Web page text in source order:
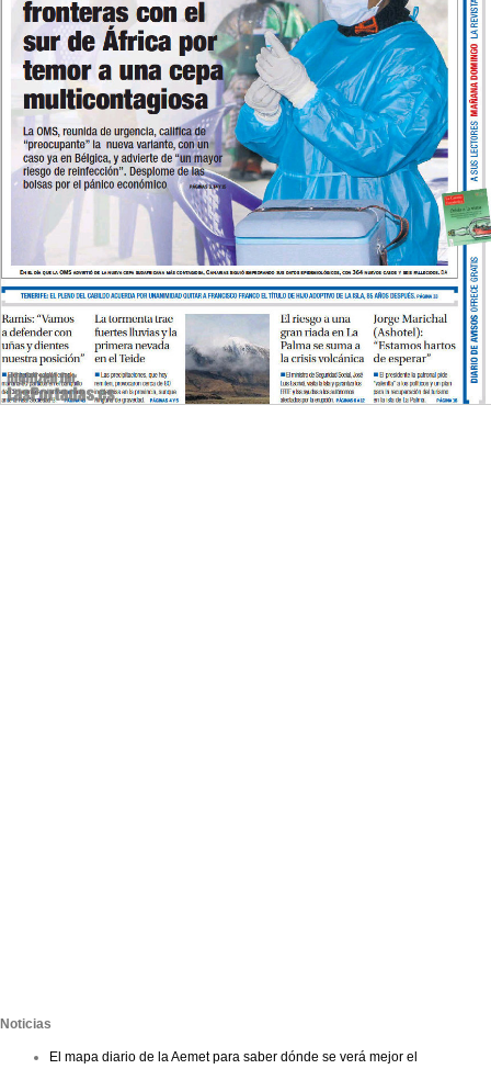
Noticias
El mapa diario de la Aemet para saber dónde se verá mejor el